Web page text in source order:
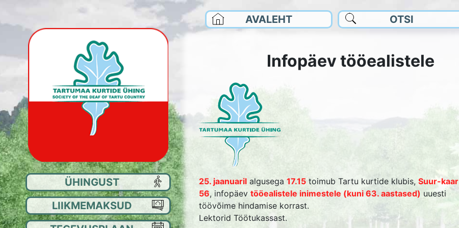
AVALEHT OTSI
Infopäev tööealistele
25. jaanuaril algusega 17.15 toimub Tartu kurtide klubis, Suur-kaar
56, infopäev tööealistele inimestele (kuni 63. aastased) uuesti
töövõime hindamise korrast.
Lektorid Töötukassast.
ÜHINGUST
EESMÄRK
JUHATUS
LIIKMEMAKSUD